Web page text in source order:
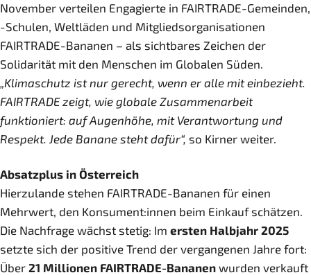
November verteilen Engagierte in FAIRTRADE-Gemeinden,
-Schulen, Weltläden und Mitgliedsorganisationen
FAIRTRADE-Bananen – als sichtbares Zeichen der
Solidarität mit den Menschen im Globalen Süden.
„Klimaschutz ist nur gerecht, wenn er alle mit einbezieht.
FAIRTRADE zeigt, wie globale Zusammenarbeit
funktioniert: auf Augenhöhe, mit Verantwortung und
Respekt. Jede Banane steht dafür“, so Kirner weiter.
Absatzplus in Österreich
Hierzulande stehen FAIRTRADE-Bananen für einen
Mehrwert, den Konsument:innen beim Einkauf schätzen.
Die Nachfrage wächst stetig: Im ersten Halbjahr 2025
setzte sich der positive Trend der vergangenen Jahre fort:
Über 21 Millionen FAIRTRADE-Bananen wurden verkauft